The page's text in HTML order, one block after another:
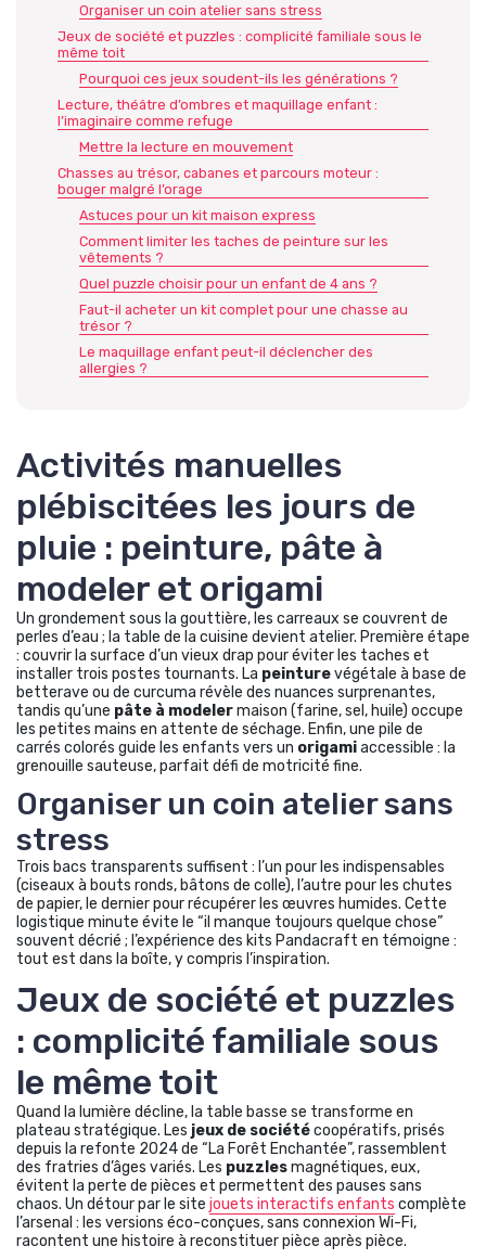
Organiser un coin atelier sans stress
Jeux de société et puzzles : complicité familiale sous le
même toit
Pourquoi ces jeux soudent-ils les générations ?
Lecture, théâtre d’ombres et maquillage enfant :
l’imaginaire comme refuge
Mettre la lecture en mouvement
Chasses au trésor, cabanes et parcours moteur :
bouger malgré l’orage
Astuces pour un kit maison express
Comment limiter les taches de peinture sur les
vêtements ?
Quel puzzle choisir pour un enfant de 4 ans ?
Faut-il acheter un kit complet pour une chasse au
trésor ?
Le maquillage enfant peut-il déclencher des
allergies ?
Activités manuelles
plébiscitées les jours de
pluie : peinture, pâte à
modeler et origami
Un grondement sous la gouttière, les carreaux se couvrent de
perles d’eau ; la table de la cuisine devient atelier. Première étape
: couvrir la surface d’un vieux drap pour éviter les taches et
installer trois postes tournants. La peinturevégétale à base de
betterave ou de curcuma révèle des nuances surprenantes,
tandis qu’une pâte à modelermaison (farine, sel, huile) occupe
les petites mains en attente de séchage. Enfin, une pile de
carrés colorés guide les enfants vers un origamiaccessible : la
grenouille sauteuse, parfait défi de motricité fine.
Organiser un coin atelier sans
stress
Trois bacs transparents suffisent : l’un pour les indispensables
(ciseaux à bouts ronds, bâtons de colle), l’autre pour les chutes
de papier, le dernier pour récupérer les œuvres humides. Cette
logistique minute évite le “il manque toujours quelque chose”
souvent décrié ; l’expérience des kits Pandacraft en témoigne :
tout est dans la boîte, y compris l’inspiration.
Jeux de société et puzzles
: complicité familiale sous
le même toit
Quand la lumière décline, la table basse se transforme en
plateau stratégique. Les jeux de sociétécoopératifs, prisés
depuis la refonte 2024 de “La Forêt Enchantée”, rassemblent
des fratries d’âges variés. Les puzzlesmagnétiques, eux,
évitent la perte de pièces et permettent des pauses sans
chaos. Un détour par le site jouets interactifs enfants complète
l’arsenal : les versions éco-conçues, sans connexion Wi-Fi,
racontent une histoire à reconstituer pièce après pièce.